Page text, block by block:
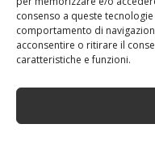
consenso a queste
comportamento di
acconsentire o ritirare il
caratteristiche e funzioni.
Shop
Articoli recenti
da sapere